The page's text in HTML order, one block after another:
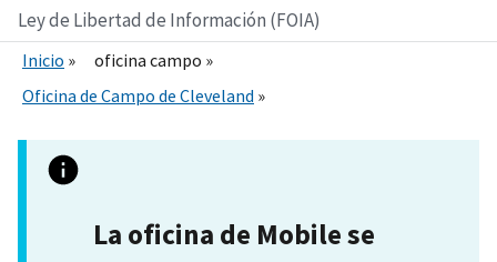
Ley de Libertad de Información (FOIA)
Inicio
oficina campo
Oficina de Campo de Cleveland
La oficina de Mobile se